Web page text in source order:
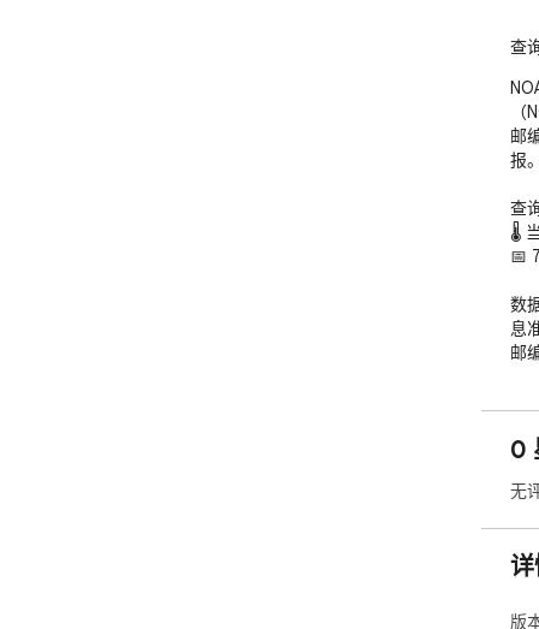
查
邮
报
查
🌡️
📅
数
息
邮
0
无
版